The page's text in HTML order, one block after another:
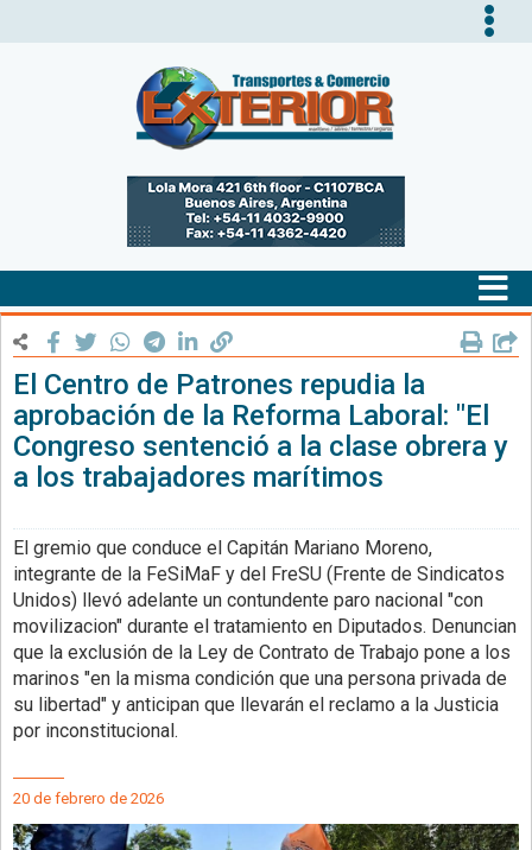
El Centro de Patrones repudia la
aprobación de la Reforma Laboral: "El
Congreso sentenció a la clase obrera y
a los trabajadores marítimos
El gremio que conduce el Capitán Mariano Moreno,
integrante de la FeSiMaF y del FreSU (Frente de Sindicatos
Unidos) llevó adelante un contundente paro nacional "con
movilizacion" durante el tratamiento en Diputados. Denuncian
que la exclusión de la Ley de Contrato de Trabajo pone a los
marinos "en la misma condición que una persona privada de
su libertad" y anticipan que llevarán el reclamo a la Justicia
por inconstitucional.
20 de febrero de 2026